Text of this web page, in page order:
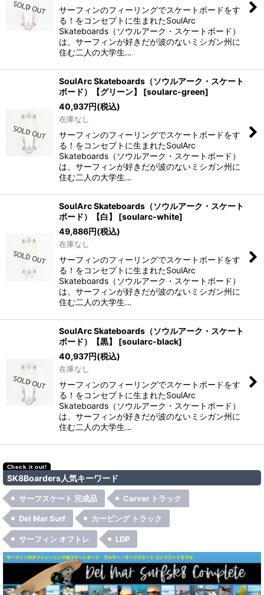
絞り込む
サーフィンのフィーリングでスケートボードをす
る！をコンセプトに生まれたSoulArc
Skateboards（ソウルアーク・スケートボード）
は、サーフィンが好きだが波のないミシガン州に
住む二人の大学生…
SoulArc Skateboards（ソウルアーク・スケート
ボード）【グリーン】
[soularc-green]
40,937円(税込)
在庫なし
サーフィンのフィーリングでスケートボードをす
る！をコンセプトに生まれたSoulArc
Skateboards（ソウルアーク・スケートボード）
は、サーフィンが好きだが波のないミシガン州に
住む二人の大学生…
SoulArc Skateboards（ソウルアーク・スケート
ボード）【白】
[soularc-white]
49,886円(税込)
在庫なし
サーフィンのフィーリングでスケートボードをす
る！をコンセプトに生まれたSoulArc
Skateboards（ソウルアーク・スケートボード）
は、サーフィンが好きだが波のないミシガン州に
住む二人の大学生…
SoulArc Skateboards（ソウルアーク・スケート
ボード）【黒】
[soularc-black]
40,937円(税込)
在庫なし
サーフィンのフィーリングでスケートボードをす
る！をコンセプトに生まれたSoulArc
Skateboards（ソウルアーク・スケートボード）
は、サーフィンが好きだが波のないミシガン州に
住む二人の大学生…
SK8Boarders人気キーワード
サーフスケート 完成品 Carver トラック
Del Mar Surf カービング トラック
サーフィン オフトレ LDP